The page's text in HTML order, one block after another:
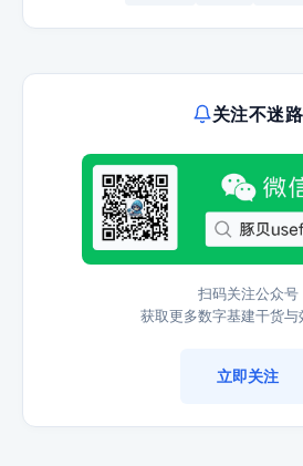
关注不迷路
扫码关注公众号
获取更多数字基建干货与
立即关注